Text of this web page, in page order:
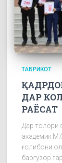
ТАБРИКОТ
ДАР
РАЁСАТ
Дар толори
академик
ғолибони
баргузор